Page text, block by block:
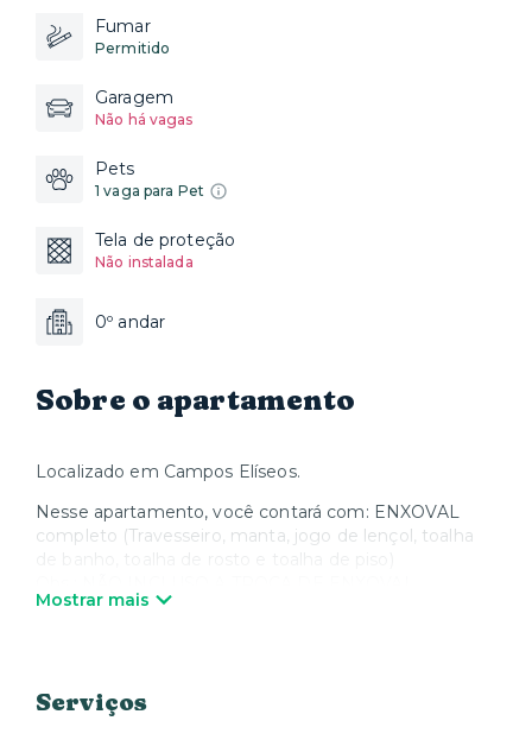
Fumar
Permitido
Garagem
Não há vagas
Pets
1 vaga para Pet
Tela de proteção
Não instalada
0º andar
Sobre o apartamento
Localizado em Campos Elíseos.
Nesse apartamento, você contará com: ENXOVAL
completo (Travesseiro, manta, jogo de lençol, toalha
podendo ser SOLICITADA mediante um CUSTO
- Lavanderia (Há custos para utilização através do
Mostrar mais
Serviços